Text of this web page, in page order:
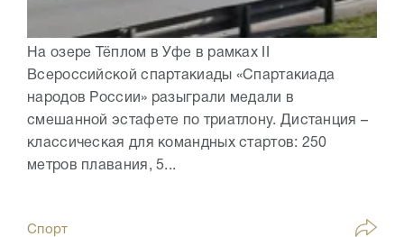
На озере Тёплом в Уфе в рамках II
Всероссийской спартакиады «Спартакиада
народов России» разыграли медали в
смешанной эстафете по триатлону. Дистанция –
классическая для командных стартов: 250
метров плавания, 5...
Спорт